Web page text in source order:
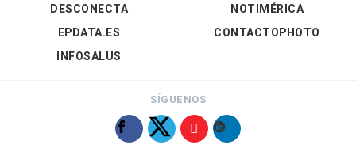
DESCONECTA
EPDATA.ES
INFOSALUS
NOTIMÉRICA
CONTACTOPHOTO
SÍGUENOS